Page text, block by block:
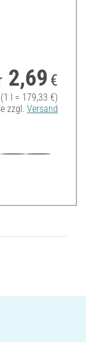
2,69 €
(1 l = 179,33 €)
zzgl. Versand